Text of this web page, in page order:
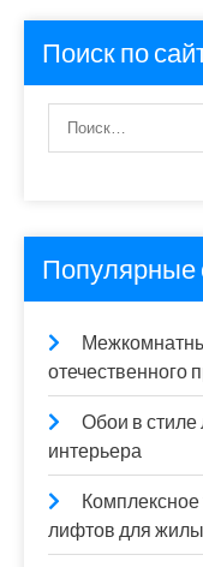
Поиск по
Популярные
отечественного
Обои в
интерьера
лифтов для